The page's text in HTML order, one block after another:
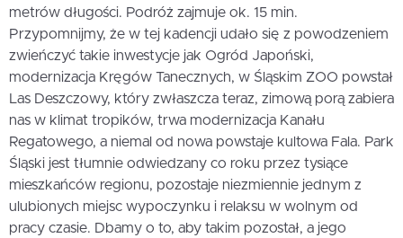
metrów długości. Podróż zajmuje ok. 15 min.
Przypomnijmy, że w tej kadencji udało się z powodzeniem
zwieńczyć takie inwestycje jak Ogród Japoński,
modernizacja Kręgów Tanecznych, w Śląskim ZOO powstał
Las Deszczowy, który zwłaszcza teraz, zimową porą zabiera
nas w klimat tropików, trwa modernizacja Kanału
Regatowego, a niemal od nowa powstaje kultowa Fala. Park
Śląski jest tłumnie odwiedzany co roku przez tysiące
mieszkańców regionu, pozostaje niezmiennie jednym z
ulubionych miejsc wypoczynku i relaksu w wolnym od
pracy czasie. Dbamy o to, aby takim pozostał, a jego